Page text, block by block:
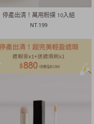
停產出清！萬用粉撲 10入組
NT.199